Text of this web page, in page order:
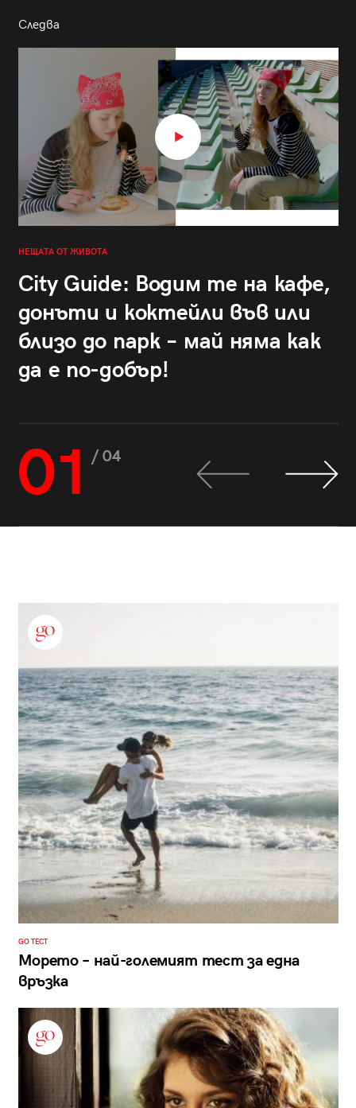
Следва
НЕЩАТА ОТ ЖИВОТА
City Guide: Водим те на кафе,
донъти и коктейли във или
близо до парк – май няма как
да е по-добър!
01 / 04
GO ТЕСТ
Морето – най-големият тест за една
връзка